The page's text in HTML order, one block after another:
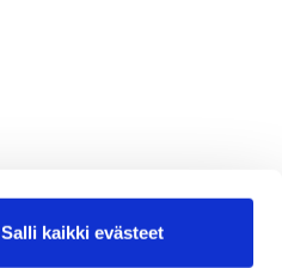
Salli kaikki evästeet